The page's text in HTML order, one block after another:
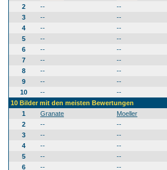
2
--
--
3
--
--
4
--
--
5
--
--
6
--
--
7
--
--
8
--
--
9
--
--
10
--
--
10 Bilder mit den meisten Bewertungen
1
Granate
Moeller
2
--
--
3
--
--
4
--
--
5
--
--
6
--
--